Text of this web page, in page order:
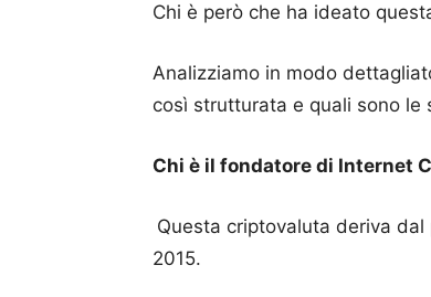
Chi è però che ha ideato
Analizziamo in modo
così strutturata e quali sono le
Chi è il fondatore di Internet
Questa criptovaluta deriva dal
2015.